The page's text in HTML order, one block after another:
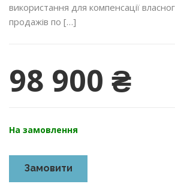
використання для компенсації
продажів по […]
98 900 ₴
На замовлення
Замовити